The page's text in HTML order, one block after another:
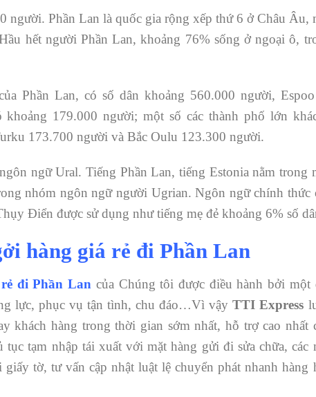
người. Phần Lan là quốc gia rộng xếp thứ 6 ở Châu Âu,
hết người Phần Lan, khoảng 76% sống ở ngoại ô,
Phần Lan, có số dân khoảng 560.000 người,
khoảng 179.000 người; một số các thành phố lớn
173.700 người và Bắc Oulu 123.300 người.
ngữ Ural. Tiếng Phần Lan, tiếng Estonia nằm trong
nhóm ngôn ngữ người Ugrian. Ngôn ngữ chính thức
Điển được sử dụng như tiếng mẹ đẻ khoảng 6% số
hàng giá rẻ đi Phần Lan
đi Phần Lan của Chúng tôi được điều hành bởi một
lực, phục vụ tận tình, chu đáo…Vì vậyTTI Express
khách hàng trong thời gian sớm nhất, hỗ trợ cao nhất
tạm nhập tái xuất với mặt hàng gửi đi sửa chữa, các
tờ, tư vấn cập nhật luật lệ chuyển phát nhanh hàng